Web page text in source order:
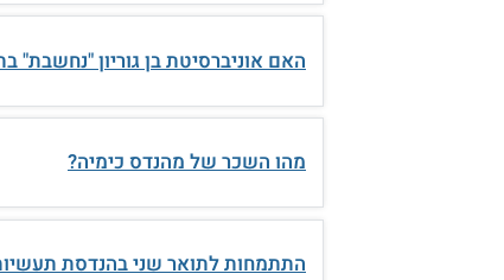
האם אוניברסיטת בן גוריון "נחשבת"
מהו השכר של מהנדס כימיה?
התתמחות לתואר שני בהנדסת